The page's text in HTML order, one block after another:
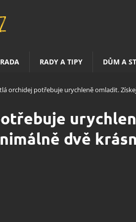
RADY A TIPY DŮM A
orchidej potřebuje urychleně omladit.
dvě